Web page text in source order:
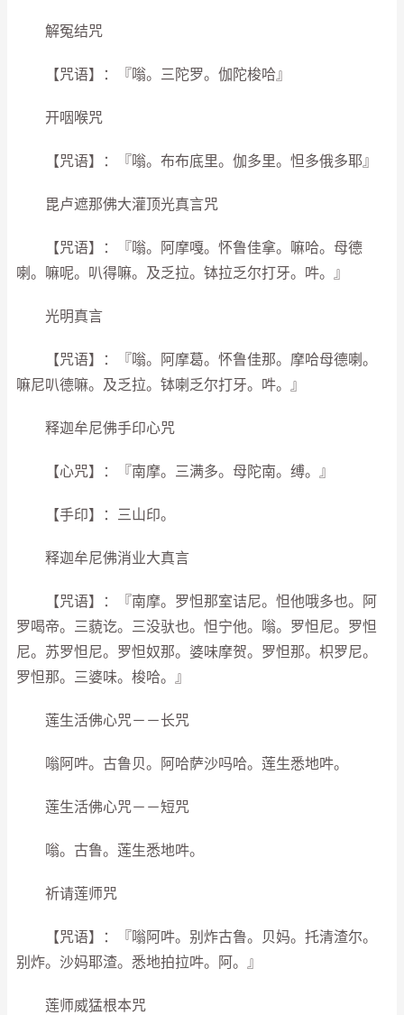
解冤结咒
【咒语】：『嗡。三陀罗。伽陀梭哈』
开咽喉咒
【咒语】：『嗡。布布底里。伽多里。怛多俄多耶』
毘卢遮那佛大灌顶光真言咒
【咒语】：『嗡。阿摩嘎。怀鲁佳拿。嘛哈。母德
喇。嘛呢。叭得嘛。及乏拉。钵拉乏尔打牙。吽。』
光明真言
【咒语】：『嗡。阿摩葛。怀鲁佳那。摩哈母德喇。
嘛尼叭德嘛。及乏拉。钵喇乏尔打牙。吽。』
释迦牟尼佛手印心咒
【心咒】：『南摩。三满多。母陀南。缚。』
【手印】：三山印。
释迦牟尼佛消业大真言
【咒语】：『南摩。罗怛那室诘尼。怛他哦多也。阿
罗喝帝。三藐讫。三没驮也。怛宁他。嗡。罗怛尼。罗怛
尼。苏罗怛尼。罗怛奴那。婆味摩贺。罗怛那。枳罗尼。
罗怛那。三婆味。梭哈。』
莲生活佛心咒－－长咒
嗡阿吽。古鲁贝。阿哈萨沙吗哈。莲生悉地吽。
莲生活佛心咒－－短咒
嗡。古鲁。莲生悉地吽。
祈请莲师咒
【咒语】：『嗡阿吽。别炸古鲁。贝妈。托清渣尔。
别炸。沙妈耶渣。悉地拍拉吽。阿。』
莲师威猛根本咒